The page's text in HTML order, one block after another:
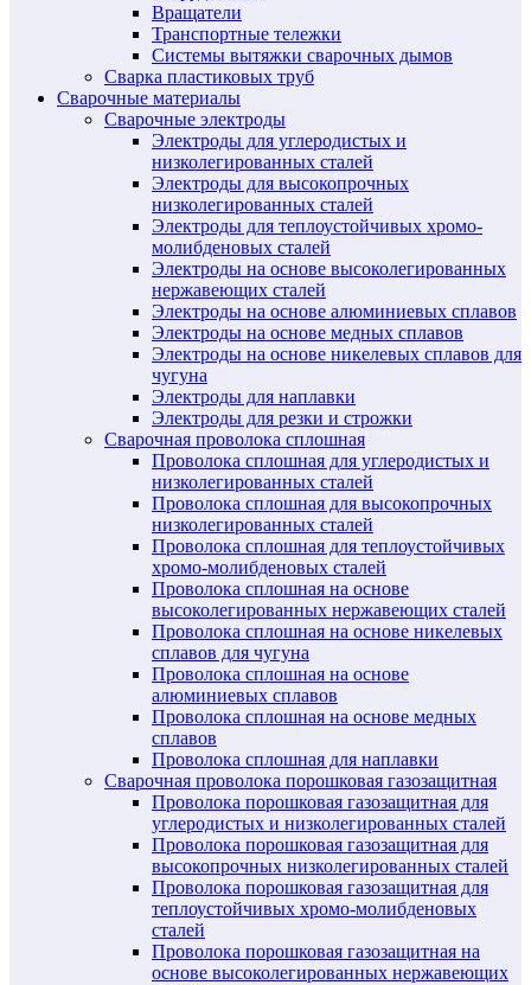
Вращатели
Транспортные тележки
Системы вытяжки сварочных дымов
Сварка пластиковых труб
Сварочные материалы
Сварочные электроды
Электроды для углеродистых и
низколегированных сталей
Электроды для высокопрочных
низколегированных сталей
Электроды для теплоустойчивых хромо-
молибденовых сталей
Электроды на основе высоколегированных
нержавеющих сталей
Электроды на основе алюминиевых сплавов
Электроды на основе медных сплавов
Электроды на основе никелевых сплавов для
чугуна
Электроды для наплавки
Электроды для резки и строжки
Сварочная проволока сплошная
Проволока сплошная для углеродистых и
низколегированных сталей
Проволока сплошная для высокопрочных
низколегированных сталей
Проволока сплошная для теплоустойчивых
хромо-молибденовых сталей
Проволока сплошная на основе
высоколегированных нержавеющих сталей
Проволока сплошная на основе никелевых
сплавов для чугуна
Проволока сплошная на основе
алюминиевых сплавов
Проволока сплошная на основе медных
сплавов
Проволока сплошная для наплавки
Сварочная проволока порошковая газозащитная
Проволока порошковая газозащитная для
углеродистых и низколегированных сталей
Проволока порошковая газозащитная для
высокопрочных низколегированных сталей
Проволока порошковая газозащитная для
теплоустойчивых хромо-молибденовых
сталей
Проволока порошковая газозащитная на
основе высоколегированных нержавеющих